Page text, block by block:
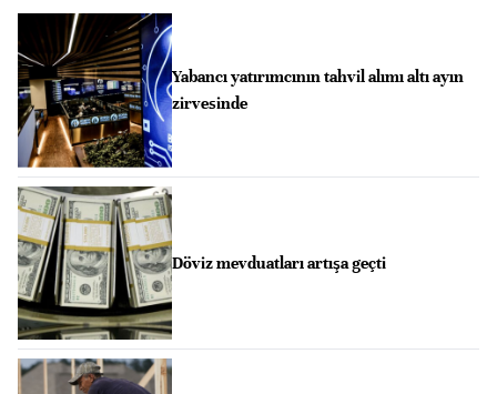
Yabancı yatırımcının tahvil alımı altı ayın
zirvesinde
Döviz mevduatları artışa geçti